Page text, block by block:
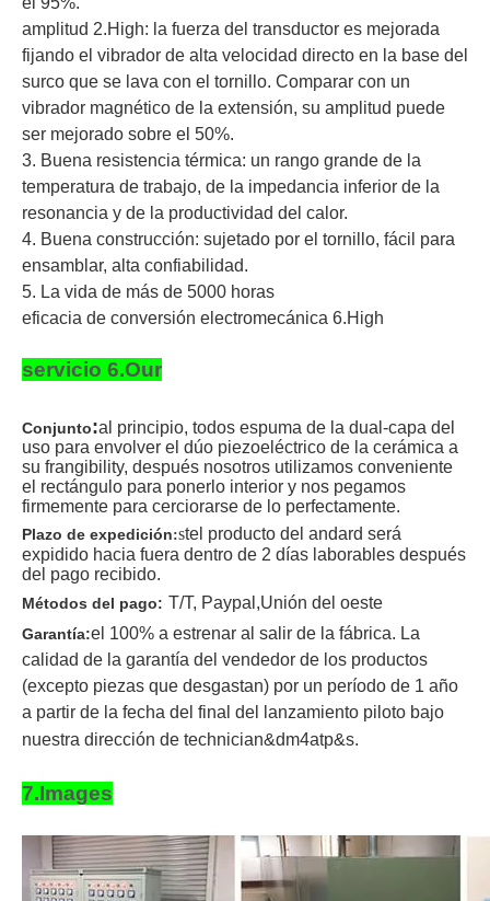
amplitud 2.High: la fuerza del transductor es mejorada
fijando el vibrador de alta velocidad directo en la base del
surco que se lava con el tornillo. Comparar con un
vibrador magnético de la extensión, su amplitud puede
ser mejorado sobre el 50%.
3. Buena resistencia térmica: un rango grande de la
temperatura de trabajo, de la impedancia inferior de la
resonancia y de la productividad del calor.
4. Buena construcción: sujetado por el tornillo, fácil para
ensamblar, alta confiabilidad.
5. La vida de más de 5000 horas
eficacia de conversión electromecánica 6.High
servicio 6.Our
Conjunto:al principio, todos espuma de la dual-capa del
uso para envolver el dúo piezoeléctrico de la cerámica a
su frangibility, después nosotros utilizamos conveniente
el rectángulo para ponerlo interior y nos pegamos
firmemente para cerciorarse de lo perfectamente.
Plazo de expedición:stel producto del andard será
expidido hacia fuera dentro de 2 días laborables después
del pago recibido.
Métodos del pago: T/T, Paypal,Unión del oeste
Garantía:el 100% a estrenar al salir de la fábrica. La
calidad de la garantía del vendedor de los productos
(excepto piezas que desgastan) por un período de 1 año
a partir de la fecha del final del lanzamiento piloto bajo
nuestra dirección de technician&dm4atp&s.
7.Images